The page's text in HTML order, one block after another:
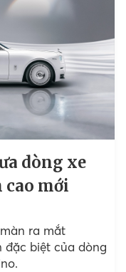
dòng xe
mới
ra mắt
đặc biệt của dòng